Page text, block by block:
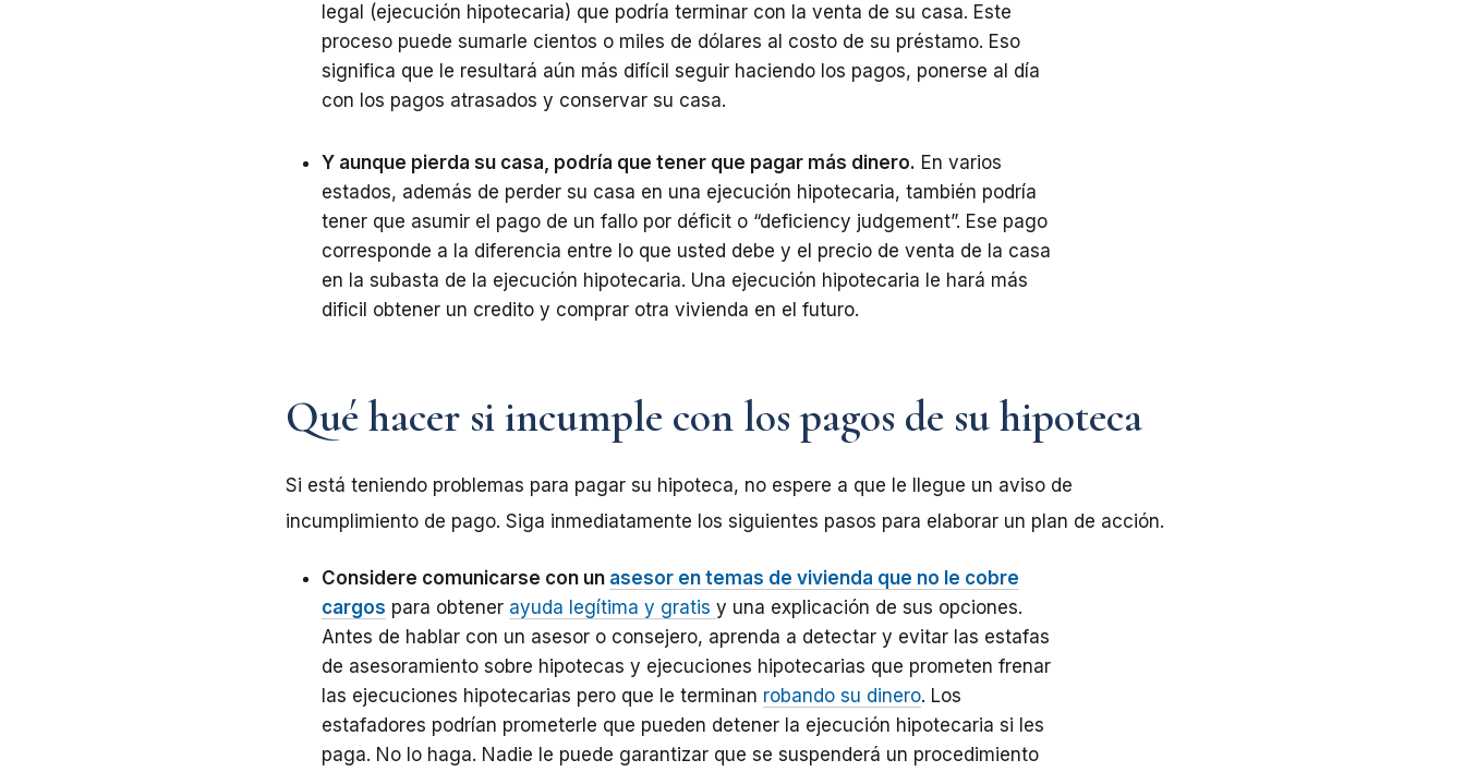
legal (ejecución hipotecaria) que podría terminar con la venta de su casa. Este
proceso puede sumarle cientos o miles de dólares al costo de su préstamo. Eso
significa que le resultará aún más difícil seguir haciendo los pagos, ponerse al día
con los pagos atrasados y conservar su casa.
Y aunque pierda su casa, podría que tener que pagar más dinero. En varios
estados, además de perder su casa en una ejecución hipotecaria, también podría
tener que asumir el pago de un fallo por déficit o “deficiency judgement”. Ese pago
corresponde a la diferencia entre lo que usted debe y el precio de venta de la casa
en la subasta de la ejecución hipotecaria. Una ejecución hipotecaria le hará más
dificil obtener un credito y comprar otra vivienda en el futuro.
Qué hacer si incumple con los pagos de su hipoteca
Si está teniendo problemas para pagar su hipoteca, no espere a que le llegue un aviso de
incumplimiento de pago. Siga inmediatamente los siguientes pasos para elaborar un plan de acción.
Considere comunicarse con un asesor en temas de vivienda que no le cobre
cargos para obtener ayuda legítima y gratis y una explicación de sus opciones.
Antes de hablar con un asesor o consejero, aprenda a detectar y evitar las estafas
de asesoramiento sobre hipotecas y ejecuciones hipotecarias que prometen frenar
las ejecuciones hipotecarias pero que le terminan robando su dinero. Los
estafadores podrían prometerle que pueden detener la ejecución hipotecaria si les
paga. No lo haga. Nadie le puede garantizar que se suspenderá un procedimiento